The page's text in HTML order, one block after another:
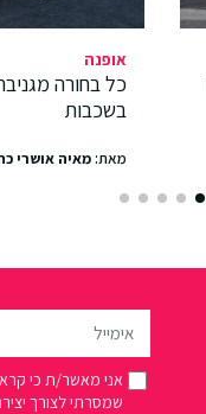
אופנה
כל בחורה
בשכבות
מאת:מאיה אושרי
אני מאשר/ת כי
שמסרתי לצורך